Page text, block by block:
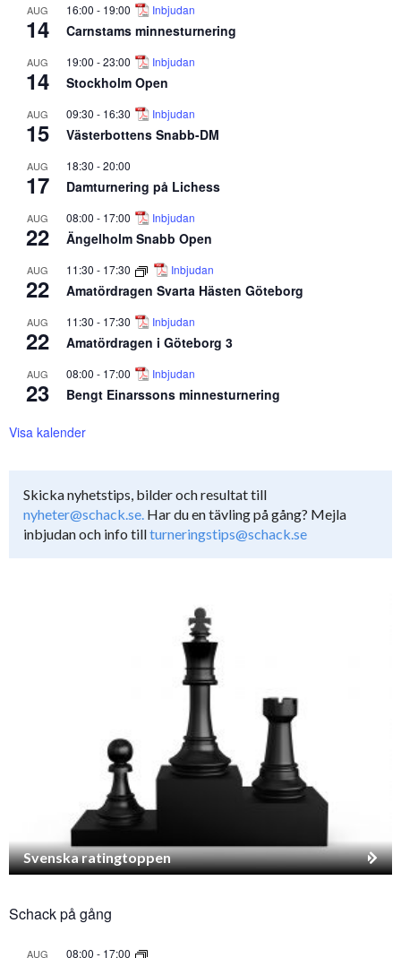
AUG
14
16:00 - 19:00 Inbjudan
Carnstams minnesturnering
AUG
14
19:00 -23:00 Inbjudan
Stockholm Open
AUG
15
09:30 - 16:30 Inbjudan
Västerbottens Snabb-DM
AUG
17
18:30 -20:00
Damturnering på Lichess
AUG
22
08:00 - 17:00 Inbjudan
Ängelholm Snabb Open
AUG
22
11:30 - 17:30 Inbjudan
Amatördragen Svarta Hästen Göteborg
AUG
22
11:30 - 17:30 Inbjudan
Amatördragen i Göteborg 3
AUG
23
08:00 - 17:00 Inbjudan
Bengt Einarssons minnesturnering
Visa kalender
Skicka nyhetstips, bilder och resultat till
nyheter@schack.se. Har du en tävling på gång? Mejla
inbjudan och info tillturneringstips@schack.se
Svenska ratingtoppen
Schack på gång
AUG 08:00 - 17:00